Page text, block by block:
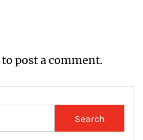
to post a comment.